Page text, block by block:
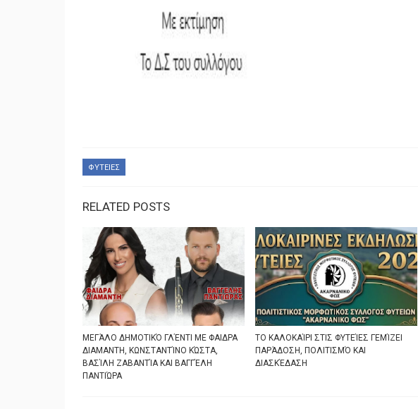
ΦΥΤΕΙΕΣ
RELATED POSTS
ΜΕΓΆΛΟ ΔΗΜΟΤΙΚΌ ΓΛΈΝΤΙ ΜΕ ΦΑΙΔΡΑ
ΔΙΑΜΑΝΤΗ, ΚΩΝΣΤΑΝΤΊΝΟ ΚΏΣΤΑ,
ΒΑΣΊΛΗ ΖΑΒΑΝΤΊΑ ΚΑΙ ΒΑΓΓΈΛΗ
ΠΑΝΤΙΏΡΑ
ΤΟ ΚΑΛΟΚΑΊΡΙ ΣΤΙΣ ΦΥΤΕΊΕΣ ΓΕΜΊΖΕΙ
ΠΑΡΆΔΟΣΗ, ΠΟΛΙΤΙΣΜΌ ΚΑΙ
ΔΙΑΣΚΈΔΑΣΗ